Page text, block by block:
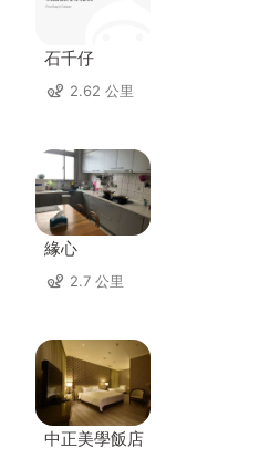
石千仔
2.62 公里
緣心
2.7 公里
中正美學飯店